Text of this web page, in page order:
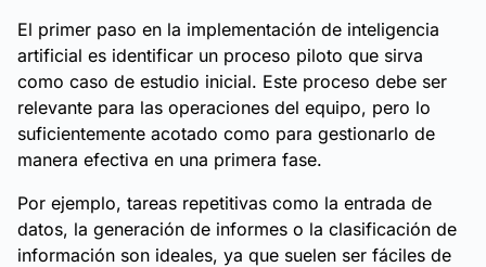
El primer paso en la implementación de inteligencia
artificial es identificar un proceso piloto que sirva
como caso de estudio inicial. Este proceso debe ser
relevante para las operaciones del equipo, pero lo
suficientemente acotado como para gestionarlo de
manera efectiva en una primera fase.
Por ejemplo, tareas repetitivas como la entrada de
datos, la generación de informes o la clasificación de
información son ideales, ya que suelen ser fáciles de